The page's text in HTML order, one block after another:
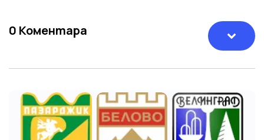
0 Коментара